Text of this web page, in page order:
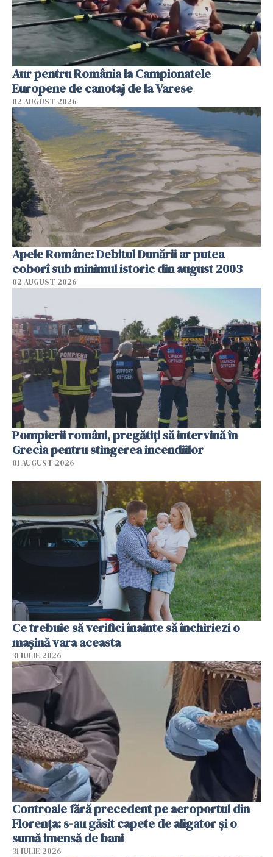
Aur pentru România la Campionatele
Europene de canotaj de la Varese
02 AUGUST 2026
Apele Române: Debitul Dunării ar putea
coborî sub minimul istoric din august 2003
02 AUGUST 2026
Pompierii români, pregătiţi să intervină în
Grecia pentru stingerea incendiilor
01 AUGUST 2026
Ce trebuie să verifici înainte să închiriezi o
mașină vara aceasta
31 IULIE 2026
Controale fără precedent pe aeroportul din
Florența: s-au găsit capete de aligator și o
sumă imensă de bani
31 IULIE 2026